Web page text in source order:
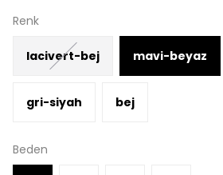
Renk
lacivert-bej mavi-beyaz
gri-siyah bej
Beden